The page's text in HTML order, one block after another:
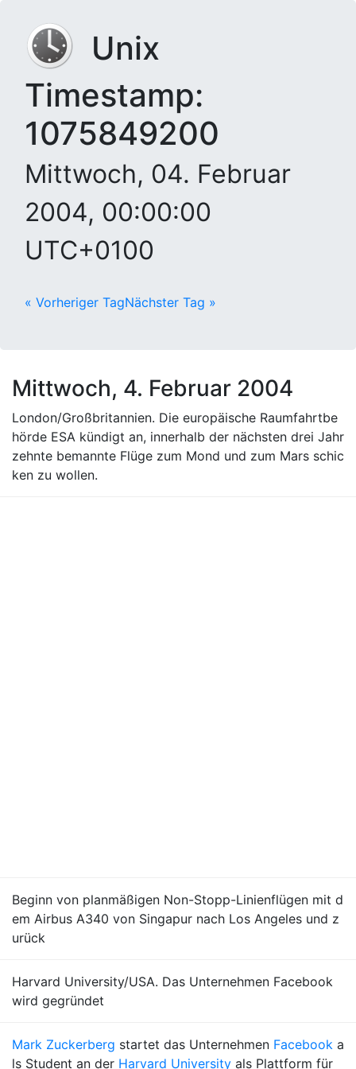
Unix
Timestamp:
1075849200
Mittwoch, 04. Februar
2004, 00:00:00
UTC+0100
« Vorheriger TagNächster Tag »
Mittwoch, 4. Februar 2004
London/Großbritannien. Die europäische Raumfahrtbe
hörde ESA kündigt an, innerhalb der nächsten drei Jahr
zehnte bemannte Flüge zum Mond und zum Mars schic
ken zu wollen.
Beginn von planmäßigen Non-Stopp-Linienflügen mit d
em Airbus A340 von Singapur nach Los Angeles und z
urück
Harvard University/USA. Das Unternehmen Facebook
wird gegründet
Mark Zuckerberg startet das Unternehmen Facebook a
ls Student an der Harvard University als Plattform für